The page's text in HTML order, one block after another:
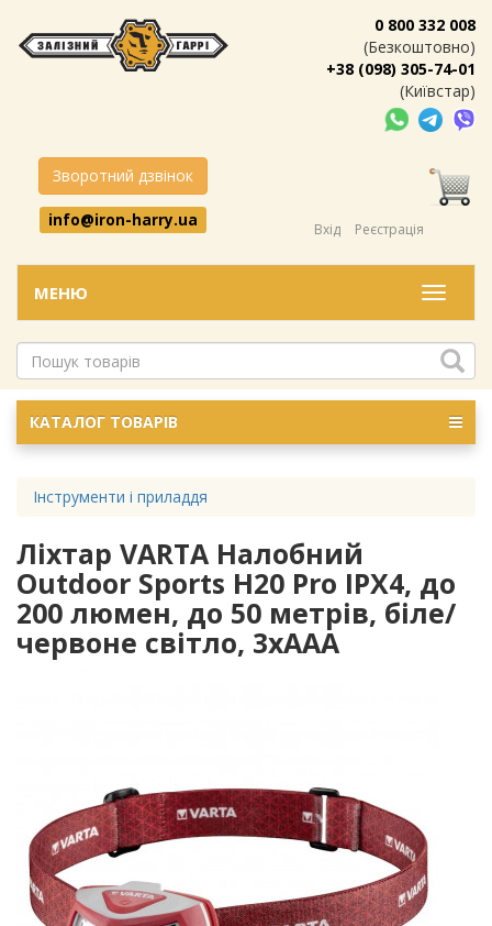
0 800 332 008
(Безкоштовно)
+38 (098) 305-74-01
(Київстар)
Зворотний дзвінок
info@iron-harry.ua
Вхід Реєстрація
Меню
МЕНЮ
КАТАЛОГ ТОВАРІВ
Інструменти і приладдя
Ліхтар VARTA Налобний
Outdoor Sports H20 Pro IPX4, до
200 люмен, до 50 метрів, біле/
червоне світло, 3хААА